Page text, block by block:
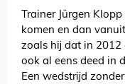
Trainer Jürgen
komen en dan
zoals hij dat in 2012
ook al eens deed in
Een wedstrijd